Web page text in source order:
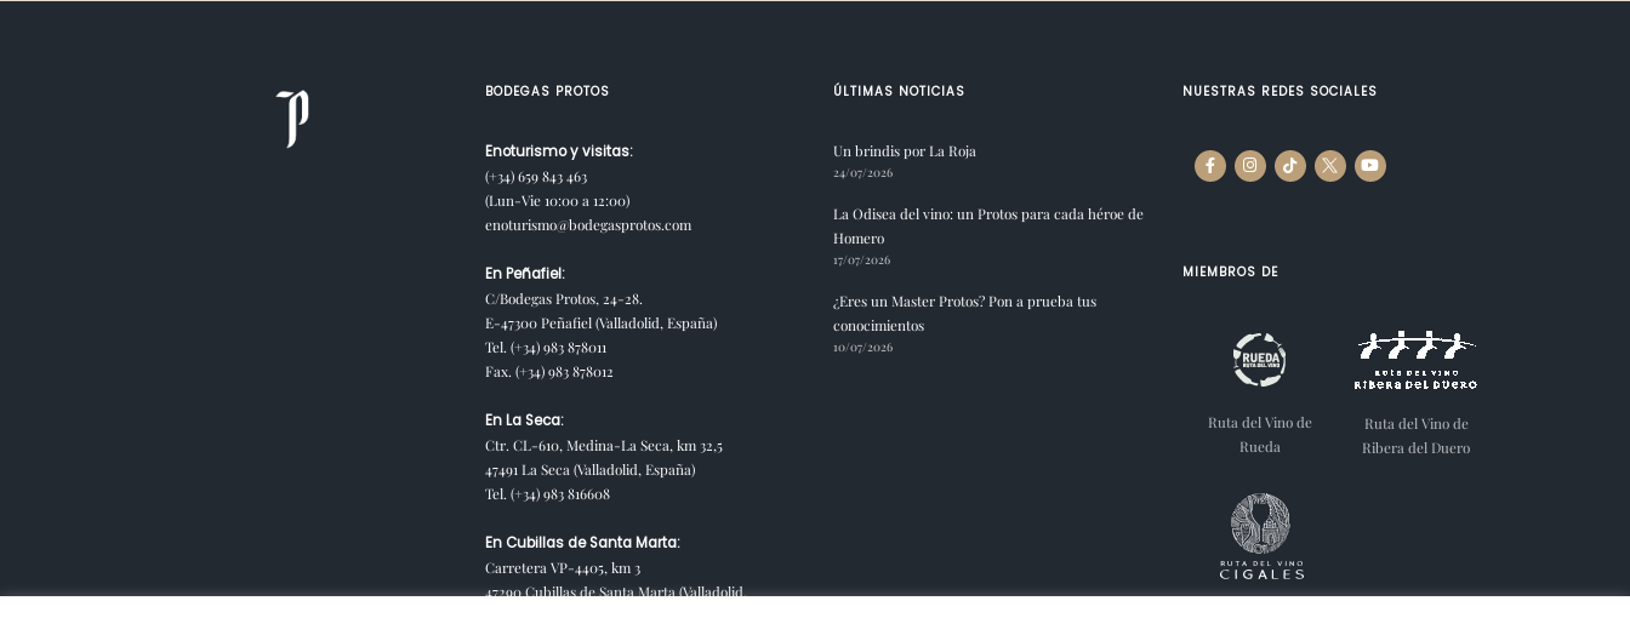
BODEGAS PROTOS
Enoturismo y visitas:
(+34) 659 843 463
(Lun-Vie 10:00 a 12:00)
enoturismo@bodegasprotos.com
En Peñafiel:
C/Bodegas Protos, 24-28.
E-47300 Peñafiel (Valladolid, España)
Tel. (+34) 983 878011
Fax. (+34) 983 878012
En La Seca:
Ctr. CL-610, Medina-La Seca, km 32,5
47491 La Seca (Valladolid, España)
Tel. (+34) 983 816608
En Cubillas de Santa Marta:
Carretera VP-4405, km 3
47290 Cubillas de Santa Marta (Valladolid,
ÚLTIMAS NOTICIAS
Un brindis por La Roja
24/07/2026
La Odisea del vino: un Protos para cada héroe de
Homero
17/07/2026
¿Eres un Master Protos? Pon a prueba tus
conocimientos
10/07/2026
NUESTRAS REDES SOCIALES
MIEMBROS DE
Ruta del Vino de
Rueda
Ruta del Vino de
Ribera del Duero